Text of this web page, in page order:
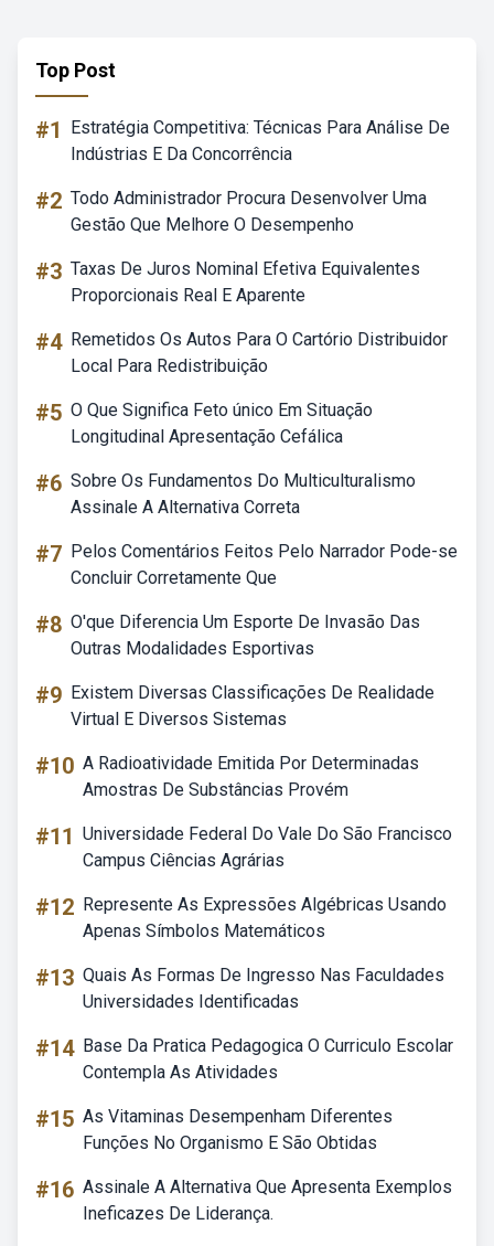
Top Post
#1
Estratégia Competitiva: Técnicas Para Análise De
Indústrias E Da Concorrência
#2 Todo Administrador Procura Desenvolver Uma
Gestão Que Melhore O Desempenho
#3 Taxas De Juros Nominal Efetiva Equivalentes
Proporcionais Real E Aparente
#4 Remetidos Os Autos Para O Cartório Distribuidor
Local Para Redistribuição
#5 O Que Significa Feto único Em Situação
Longitudinal Apresentação Cefálica
#6 Sobre Os Fundamentos Do Multiculturalismo
Assinale A Alternativa Correta
#7 Pelos Comentários Feitos Pelo Narrador Pode-se
Concluir Corretamente Que
#8 O'que Diferencia Um Esporte De Invasão Das
Outras Modalidades Esportivas
#9 Existem Diversas Classificações De Realidade
Virtual E Diversos Sistemas
#10 A Radioatividade Emitida Por Determinadas
Amostras De Substâncias Provém
#11 Universidade Federal Do Vale Do São Francisco
Campus Ciências Agrárias
#12 Represente As Expressões Algébricas Usando
Apenas Símbolos Matemáticos
#13 Quais As Formas De Ingresso Nas Faculdades
Universidades Identificadas
#14 Base Da Pratica Pedagogica O Curriculo Escolar
Contempla As Atividades
#15 As Vitaminas Desempenham Diferentes
Funções No Organismo E São Obtidas
#16 Assinale A Alternativa Que Apresenta Exemplos
Ineficazes De Liderança.